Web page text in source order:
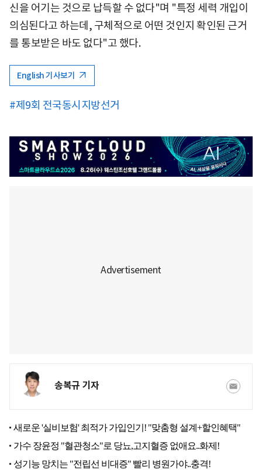
신을 어기는 것으로 납득할 수 없다"며 "특정 세력 개입이
의심된다고 하는데, 구체적으로 어떤 것인지 확인된 근거
를 통보받은 바도 없다"고 했다.
English 기사보기
#제9회 전국동시지방선거
송복규 기자